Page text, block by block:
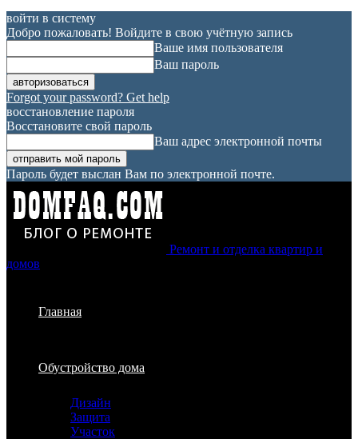
войти в систему
Добро пожаловать! Войдите в свою учётную запись
Ваше имя пользователя
Ваш пароль
Forgot your password? Get help
восстановление пароля
Восстановите свой пароль
Ваш адрес электронной почты
Пароль будет выслан Вам по электронной почте.
Ремонт и отделка квартир и
домов
Главная
Обустройство дома
Дизайн
Защита
Участок